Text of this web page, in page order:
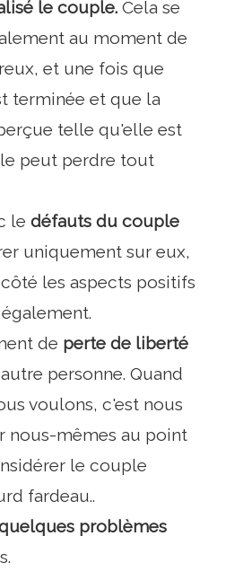
le couple. Cela se
au moment de
et une fois que
terminée et que la
telle qu'elle est
peut perdre tout
le défauts du couple
uniquement sur eux,
les aspects positifs
de perte de liberté
personne. Quand
voulons, c'est nous
nous-mêmes au point
le couple
fardeau..
problèmes